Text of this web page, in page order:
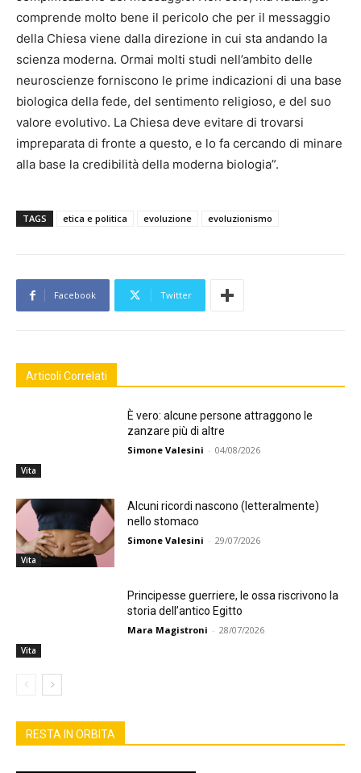
comprende molto bene il pericolo che per il messaggio
della Chiesa viene dalla direzione in cui sta andando la
scienza moderna. Ormai molti studi nell’ambito delle
neuroscienze forniscono le prime indicazioni di una base
biologica della fede, del sentimento religioso, e del suo
valore evolutivo. La Chiesa deve evitare di trovarsi
impreparata di fronte a questo, e lo fa cercando di minare
alla base la credibilità della moderna biologia”.
TAGS etica e politica evoluzione evoluzionismo
Facebook Twitter
Articoli Correlati
Vita
È vero: alcune persone attraggono le
zanzare più di altre
Simone Valesini - 04/08/2026
Vita
Alcuni ricordi nascono (letteralmente)
nello stomaco
Simone Valesini - 29/07/2026
Vita
Principesse guerriere, le ossa riscrivono la
storia dell’antico Egitto
Mara Magistroni - 28/07/2026
RESTA IN ORBITA